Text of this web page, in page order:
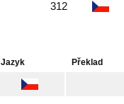
312
Jazyk Překlad